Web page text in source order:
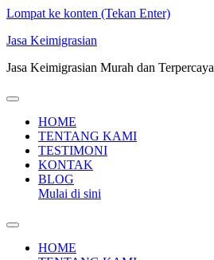
Lompat ke konten (Tekan Enter)
Jasa Keimigrasian
Jasa Keimigrasian Murah dan Terpercaya
HOME
TENTANG KAMI
TESTIMONI
KONTAK
BLOG
Mulai di sini
HOME